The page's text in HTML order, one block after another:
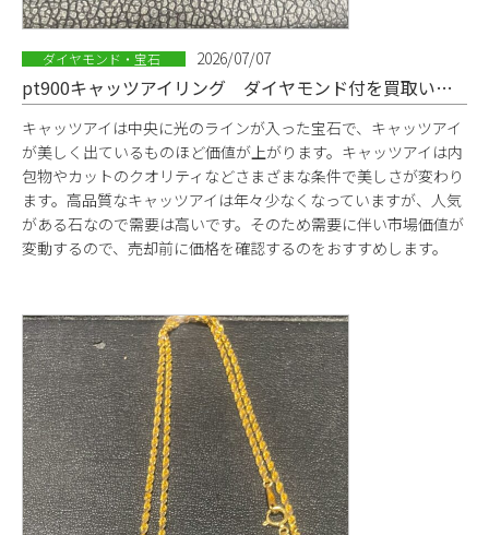
ダイヤモンド・宝石 2026/07/07
pt900キャッツアイリング ダイヤモンド付を買取いたしました
キャッツアイは中央に光のラインが入った宝石で、キャッツアイ
が美しく出ているものほど価値が上がります。キャッツアイは内
包物やカットのクオリティなどさまざまな条件で美しさが変わり
ます。高品質なキャッツアイは年々少なくなっていますが、人気
がある石なので需要は高いです。そのため需要に伴い市場価値が
変動するので、売却前に価格を確認するのをおすすめします。